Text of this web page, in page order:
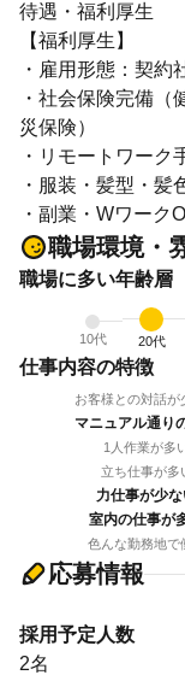
待遇・福利厚生
【福利厚生】
・雇用形態：契約
・社会保険完備
災保険）
・リモートワーク
・服装・髪型・髪
・副業・Wワーク
職場環境・
職場に多い年齢層
10代 20代
仕事内容の特徴
お客様との対話が
マニュアル通り
1人作業が多
立ち仕事が多
力仕事が少
室内の仕事が
色んな勤務地で
応募情報
採用予定人数
2名